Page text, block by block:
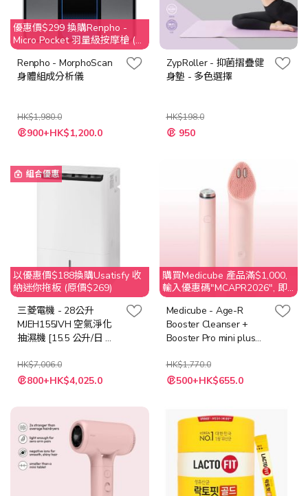
優惠價$299 換購Renpho -
Micro Pocket 羽量級按摩槍 (價
值 $499)
Renpho - MorphoScan
身體組成分析儀
HK$1,980.0
特
殊 900+HK$1,200.0
ZypRoller - 抑菌摺疊健
身墊 - 多色選擇
HK$198.0
950
組合優惠
以優惠價$188換購Usatisfy 收
納迷你拖板 (原價$269)
三菱電機 - 28公升
MJEH155JVH 空氣淨化
抽濕機 [15.5 公升/日 能
HK$7,006.0
特
殊
格
800+HK$4,025.0
購買Medicube 產品滿$1,000,
輸入優惠碼"MCAPR2026", 即
享$50 折扣
Medicube - Age-R
Booster Cleanser +
Booster Pro mini plus
HK$1,770.0
500+HK$655.0